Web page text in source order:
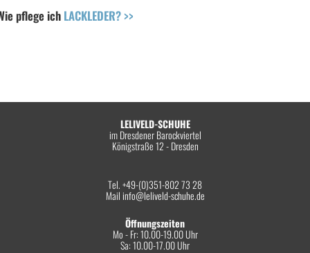
pflege ich LACKLEDER? >>
LELIVELD-SCHUHE
im Dresdener Barockviertel
Königstraße 12 - Dresden
Tel. +49-(0)351-802 73 28
Mail info@leliveld-schuhe.de
Öffnungszeiten
Mo - Fr: 10.00-19.00 Uhr
Sa: 10.00-17.00 Uhr